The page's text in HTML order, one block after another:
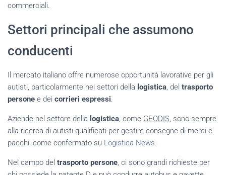
commerciali.
Settori principali che assumono
conducenti
Il mercato italiano offre numerose opportunità lavorative per gli
autisti, particolarmente nei settori della logistica, del trasporto
persone e dei corrieri espressi.
Aziende nel settore della logistica, come GEODIS, sono sempre
alla ricerca di autisti qualificati per gestire consegne di merci e
pacchi, come confermato su Logistica News.
Nel campo del trasporto persone, ci sono grandi richieste per